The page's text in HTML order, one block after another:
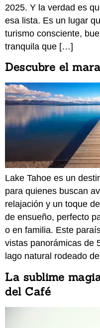
2025. Y la verdad es
esa lista. Es un lugar
turismo consciente,
tranquila que […]
Descubre el
Lake Tahoe es un
para quienes buscan
relajación y un toque
de ensueño, perfecto
o en familia. Este
vistas panorámicas de
lago natural rodeado
La sublime
del Café